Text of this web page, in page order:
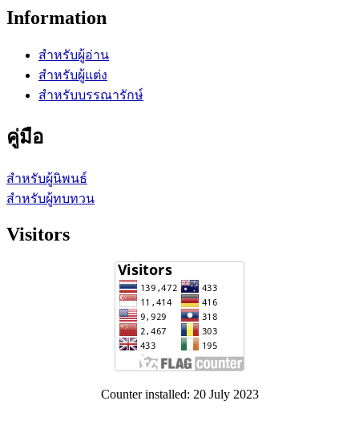
Information
สำหรับผู้อ่าน
สำหรับผู้แต่ง
สำหรับบรรณารักษ์
คู่มือ
สำหรับผู้นิพนธ์
สำหรับผู้ทบทวน
Visitors
Counter installed: 20 July 2023